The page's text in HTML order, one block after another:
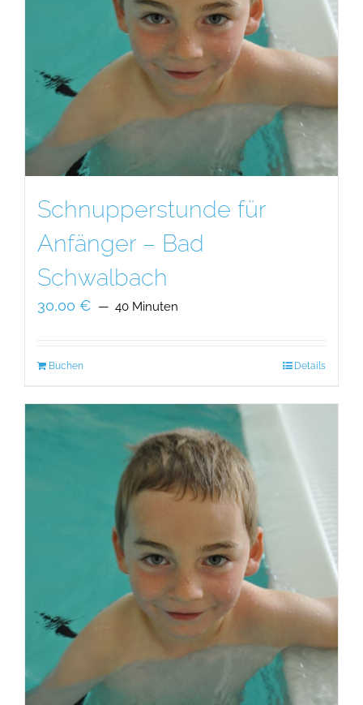
Schnupperstunde für
Anfänger – Bad
Schwalbach
30,00 € 40 Minuten
Buchen Details